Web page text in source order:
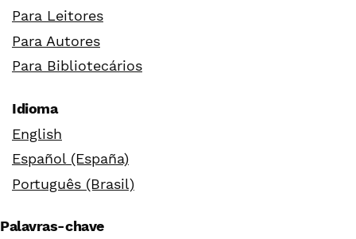
Para Leitores
Para Autores
Para Bibliotecários
Idioma
English
Español (España)
Português (Brasil)
Palavras-chave